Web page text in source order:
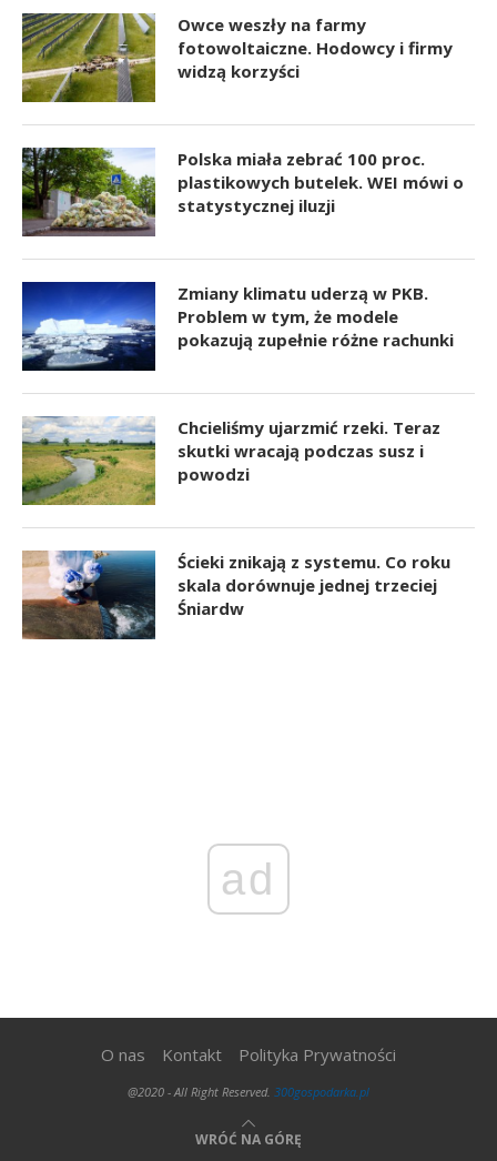
Owce weszły na farmy
fotowoltaiczne. Hodowcy i firmy
widzą korzyści
Polska miała zebrać 100 proc.
plastikowych butelek. WEI mówi o
statystycznej iluzji
Zmiany klimatu uderzą w PKB.
Problem w tym, że modele
pokazują zupełnie różne rachunki
Chcieliśmy ujarzmić rzeki. Teraz
skutki wracają podczas susz i
powodzi
Ścieki znikają z systemu. Co roku
skala dorównuje jednej trzeciej
Śniardw
ad
O nas Kontakt Polityka Prywatności
@2020 - All Right Reserved. 300gospodarka.pl
WRÓĆ NA GÓRĘ